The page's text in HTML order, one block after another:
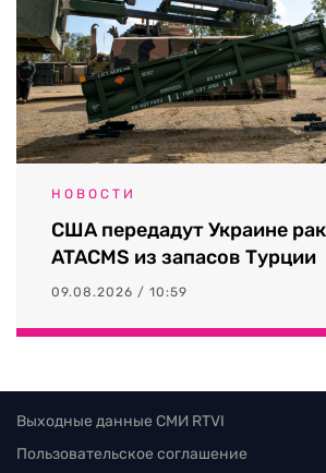
НОВОСТИ
США передадут Украине
ATACMS из запасов Турции
09.08.2026 / 10:59
Выходные данные СМИ RTVI
Пользовательское соглашение